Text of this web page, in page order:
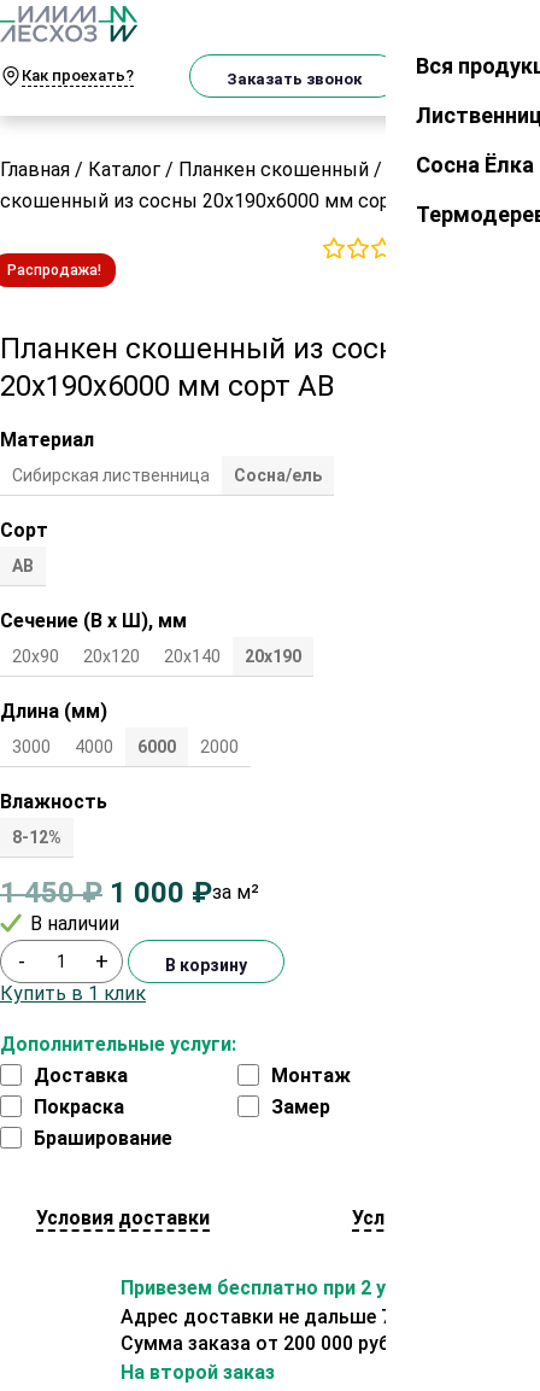
Как проехать? Заказать звонок Закрыть
Вся
Сосна Ёлка
Главная / Каталог / Планкен скошенный /
Планкен
скошенный из сосны 20х190х6000 мм сорт АВ
Распродажа!
Планкен скошенный из сосны
20х190х6000 мм сорт АВ
Материал
Сибирская лиственница Сосна/ель
Сорт
АВ
Сечение (В х Ш), мм
20х90 20х120 20х140 20х190
Длина (мм)
3000 4000 6000 2000
Влажность
8-12%
1 450₽ 1 000 ₽за м²
В наличии
Дополнительные услуги:
Доставка
Монтаж
Покраска
Замер
Браширование
- + В корзину
Купить в 1 клик
Условия доставки Условия оплаты
Привезем бесплатно при 2 условиях:
Адрес доставки не дальше 70 км от склада.
Сумма заказа от 200 000 рублей.
На второй заказ